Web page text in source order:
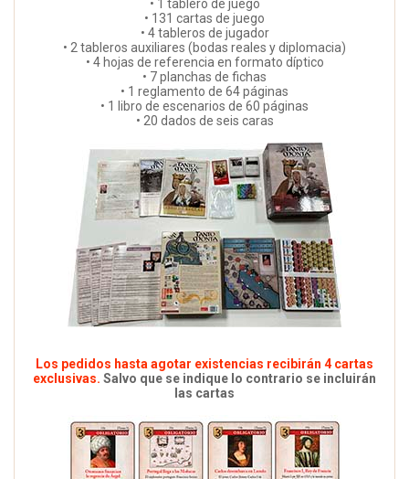
• 1 tablero de juego
• 131 cartas de juego
• 4 tableros de jugador
• 2 tableros auxiliares (bodas reales y diplomacia)
• 4 hojas de referencia en formato díptico
• 7 planchas de fichas
• 1 reglamento de 64 páginas
• 1 libro de escenarios de 60 páginas
• 20 dados de seis caras
Los pedidos hasta agotar existencias recibirán 4 cartas
exclusivas. Salvo que se indique lo contrario se incluirán
las cartas